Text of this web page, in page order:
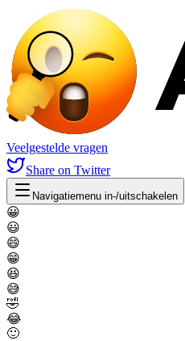
Veelgestelde vragen
Share on Twitter
Navigatiemenu in-/uitschakelen
😀
😃
😄
😁
😆
😅
🤣
😂
🙂